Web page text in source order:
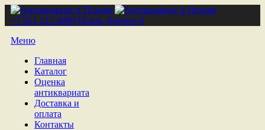
+7 921 212 4809 Псков, Кремль 6
Меню
Главная
Каталог
Оценка
антиквариата
Доставка и
оплата
Контакты